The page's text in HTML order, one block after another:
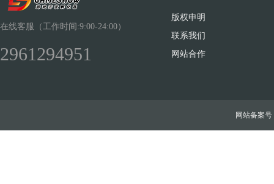
在线客服（工作时间:9:00-24:00）
2961294951
版权申明
联系我们
网站合作
网站备案号